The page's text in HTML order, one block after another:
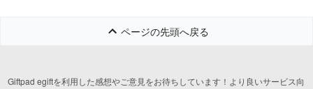
ページの先頭へ戻る
Giftpad egiftを利用した感想やご意見をお待ちしています！より良いサービス向